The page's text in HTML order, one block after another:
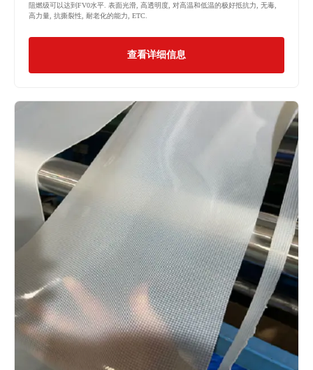
阻燃级可以达到FV0水平. 表面光滑, 高透明度, 对高温和低温的极好抵抗力, 无毒,
高力量, 抗撕裂性, 耐老化的能力, ETC.
查看详细信息